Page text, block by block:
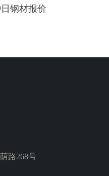
钢材报价
路268号